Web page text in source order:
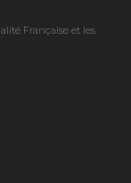
Française et les